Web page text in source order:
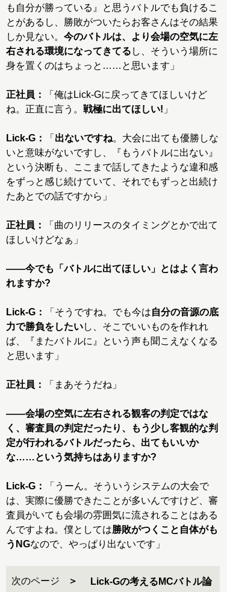
も自分が勝っている』と思うバトルでも負けるこ
とがあるし、勝敗がついたらお客さんはその結果
しか見ない。 今のバトルは、より会場の空気に左
右される環境になってきてる し、そういう場所に
身を置くのはちょっと……と思います」
正社員：
「俺はLick-Gに戻ってきてほしいけど
ね。正直に言う。 戦極に出てほしい! 」
Lick-G： 「 出ないですね。大会に出ても優勝しな
いと意味がないですし、『もうバトルに出ない』
という決断も、ここまで話してきたような違和感
をずっと感じ続けていて、それでもずっと出続け
たあとでの話ですから」
正社員：
「曲のリリースのタイミングとかで出て
ほしいけどなぁ」
――今でも「バトルに出てほしい」とはよく言わ
れますか?
Lick-G： 「そうですね。でも今は自分の音源の底
力で勝負をしたいし、そこでいいものを作れれ
ば、『またバトルに』という声も聞こえなくなる
と思います」
正社員： 「まあそうだね」
――会場の空気に左右される観客の判定ではな
く、審査員の判定だったり、もう少し客観的な判
定が行われるバトルだったら、出てもいいか
な……という気持ちはありますか?
Lick-G：
「うーん。そういうシステムの大会で
は、実際に優勝できたことが多いんですけど、審
査員がいても会場の雰囲気に流されることはある
んですよね。僕としては勝敗がつくこと自体がも
うNGなので、やっぱり出ないです」
次のページ Lick-Gの考えるMCバトル論